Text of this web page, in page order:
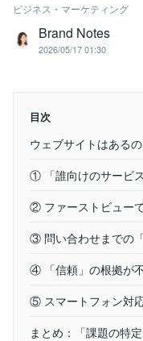
ビジネス・マーケティング
Brand Notes
2026/05/17 01:30
目次
ウェブサイトはある
① 「誰向けのサービ
② ファーストビュー
③ 問い合わせまでの
④ 「信頼」の根拠が
⑤ スマートフォン対
まとめ：「課題の特